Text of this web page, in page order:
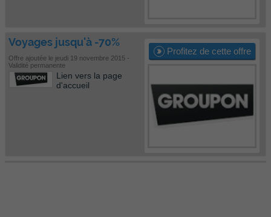
Profitez de cette offre
Voyages jusqu'à -70%
Offre ajoutée le jeudi 19 novembre 2015 -
Validité permanente
Lien vers la page
d'accueil